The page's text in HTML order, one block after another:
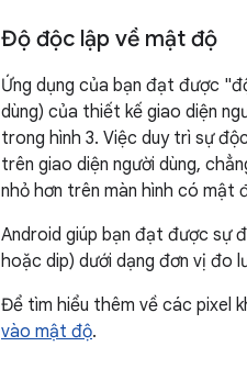
Độ độc lập về mật độ
Ứng dụng của bạn đạt được
dùng) của thiết kế giao diện
trong hình 3. Việc duy trì sự
trên giao diện người dùng,
nhỏ hơn trên màn hình có mật
Android giúp bạn đạt được sự
hoặc dip) dưới dạng đơn vị đo
Để tìm hiểu thêm về các pixel
vào mật độ.